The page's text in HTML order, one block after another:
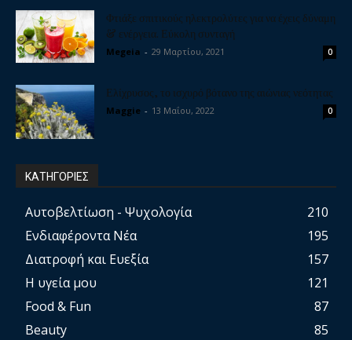
Φτιάξε σπιτικούς ηλεκτρολύτες για να έχεις δύναμη
& ενέργεια. Εύκολη συνταγή
Megeia - 29 Μαρτίου, 2021 0
Ελίχρυσος, το ισχυρό βότανο της αιώνιας νεότητας
Maggie - 13 Μαΐου, 2022 0
ΚΑΤΗΓΟΡΙΕΣ
Αυτοβελτίωση - Ψυχολογία
210
Ενδιαφέροντα Νέα
195
Διατροφή και Ευεξία
157
Η υγεία μου
121
Food & Fun
87
Beauty
85